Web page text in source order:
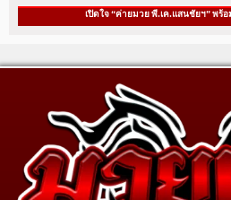
เปิดใจ “ค่ายมวย พี.เค.แสนชัยฯ” พ